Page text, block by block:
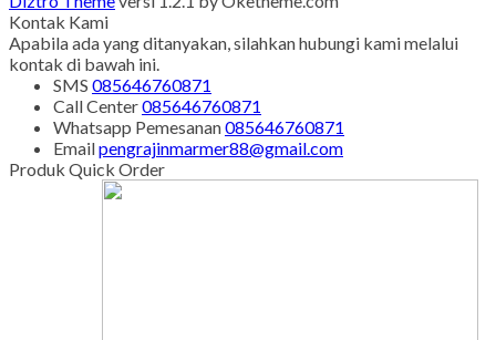
Kontak Kami
Apabila ada yang ditanyakan, silahkan hubungi kami melalui
kontak di bawah ini.
SMS 085646760871
Call Center085646760871
Whatsapp Pemesanan085646760871
Emailpengrajinmarmer88@gmail.com
Produk Quick Order